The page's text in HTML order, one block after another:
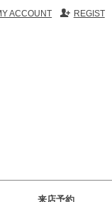
REGIST
ACCOUNT
来店予約